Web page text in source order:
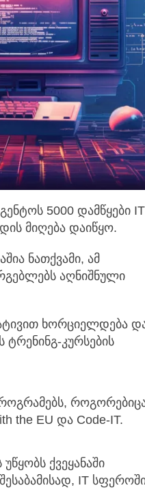
5000 დამწყები IT
მიღება დაიწყო.
ნათქვამი, ამ
აღნიშნული
ხორციელდება
კურსების
the EU და Code-IT.
ქვეყანაში
IT